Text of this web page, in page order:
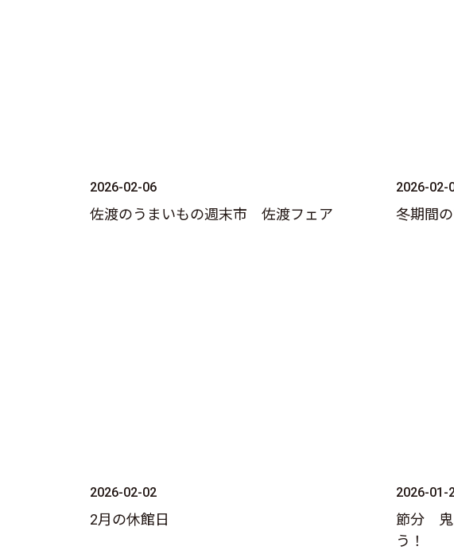
2026-02-06
佐渡のうまいもの週末市 佐渡フェア
2026-02-
冬期間
2026-02-02
2月の休館日
2026-01-
節分 鬼
う！